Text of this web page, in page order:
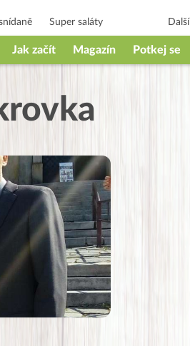
Super saláty Další
Jak začít Magazín Potkej se